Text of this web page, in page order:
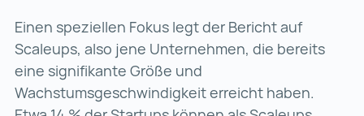
Einen speziellen Fokus legt der Bericht auf
Scaleups, also jene Unternehmen, die bereits
eine signifikante Größe und
Wachstumsgeschwindigkeit erreicht haben.